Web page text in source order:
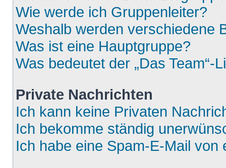
Wie werde ich Gruppenleiter?
Weshalb werden verschiedene
Was ist eine Hauptgruppe?
Was bedeutet der „Das Team“-
Private Nachrichten
Ich kann keine Privaten
Ich bekomme ständig
Ich habe eine Spam-E-Mail